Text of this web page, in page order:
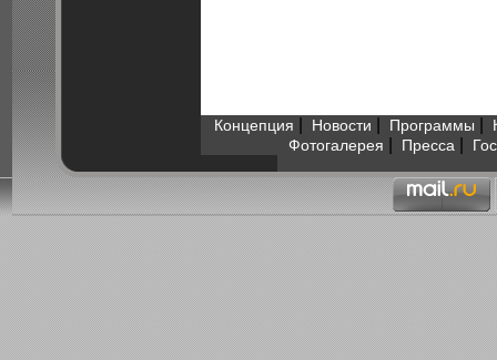
Концепция Новости Программы
Фотогалерея
Пресса